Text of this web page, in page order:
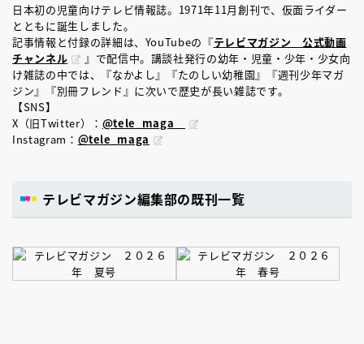
日本初の児童向けテレビ情報誌。1971年11月創刊で、仮面ライダー
とともに誕生しました。
記事情報と付録の詳細は、YouTubeの『テレビマガジン 公式動画
チャンネル
』で配信中。講談社発行の幼年・児童・少年・少女向
け雑誌の中では、『なかよし』『たのしい幼稚園』『週刊少年マガ
ジン』『別冊フレンド』に次いで歴史が長い雑誌です。
【SNS】
X（旧Twitter）： @tele_maga
Instagram： ＠tele_maga
テレビマガジン編集部の既刊一覧